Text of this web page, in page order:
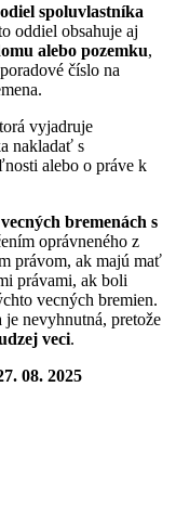
spoluvlastníka
oddiel obsahuje aj
alebo pozemku,
číslo na
vyjadruje
nakladať s
alebo o práve k
bremenách s
oprávneného z
právom, ak majú mať
právami, ak boli
vecných bremien.
nevyhnutná, pretože
veci.
08. 2025